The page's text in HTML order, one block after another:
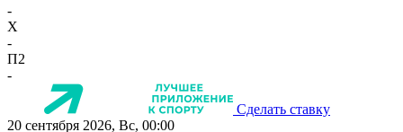
-
X
-
П2
-
Сделать ставку
20 сентября 2026, Вс, 00:00